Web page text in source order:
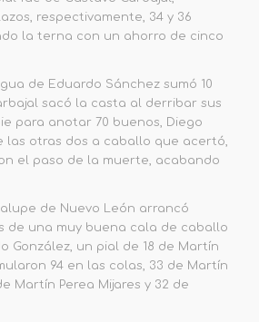
respectivamente, 34 y 36
la terna con un ahorro de cinco
de Eduardo Sánchez sumó 10
sacó la casta al derribar sus
para anotar 70 buenos, Diego
las otras dos a caballo que acertó,
el paso de la muerte, acabando
de Nuevo León arrancó
de una muy buena cala de caballo
González, un pial de 18 de Martín
94 en las colas, 33 de Martín
Martín Perea Mijares y 32 de